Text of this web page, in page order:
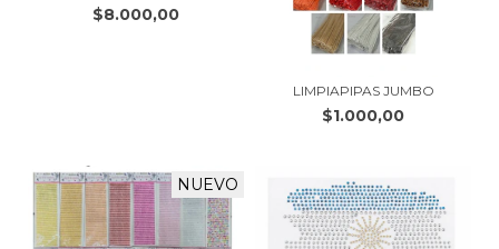
$8.000,00
LIMPIAPIPAS JUMBO
$1.000,00
NUEVO